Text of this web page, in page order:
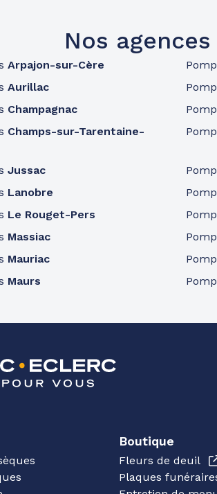
Nos
Arpajon-sur-Cère
Aurillac
Champagnac
Champs-sur-Tarentaine-
Jussac
Lanobre
Le Rouget-Pers
Massiac
Mauriac
Maurs
Boutique
Fleurs de deuil
Plaques